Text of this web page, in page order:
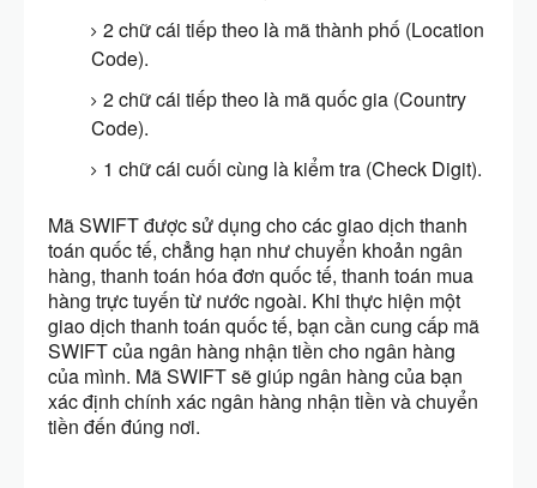
2 chữ cái tiếp theo là mã thành phố (Location
Code).
2 chữ cái tiếp theo là mã quốc gia (Country
Code).
1 chữ cái cuối cùng là kiểm tra (Check Digit).
Mã SWIFT được sử dụng cho các giao dịch thanh
toán quốc tế, chẳng hạn như chuyển khoản ngân
hàng, thanh toán hóa đơn quốc tế, thanh toán mua
hàng trực tuyến từ nước ngoài. Khi thực hiện một
giao dịch thanh toán quốc tế, bạn cần cung cấp mã
SWIFT của ngân hàng nhận tiền cho ngân hàng
của mình. Mã SWIFT sẽ giúp ngân hàng của bạn
xác định chính xác ngân hàng nhận tiền và chuyển
tiền đến đúng nơi.